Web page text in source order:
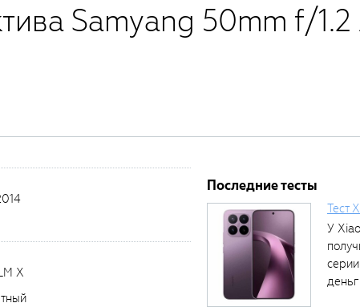
Samyang 50mm f/1.2
X
Последние тесты
Тест
У